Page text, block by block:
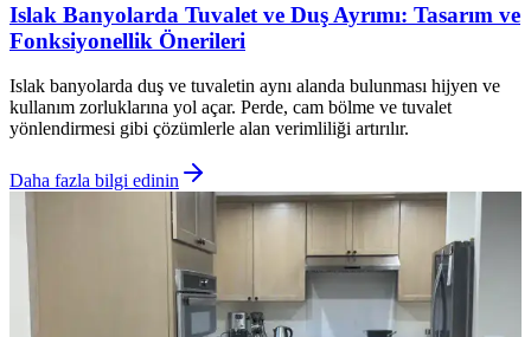
Islak Banyolarda Tuvalet ve Duş Ayrımı: Tasarım ve
Fonksiyonellik Önerileri
Islak banyolarda duş ve tuvaletin aynı alanda bulunması hijyen ve
kullanım zorluklarına yol açar. Perde, cam bölme ve tuvalet
yönlendirmesi gibi çözümlerle alan verimliliği artırılır.
Daha fazla bilgi edinin